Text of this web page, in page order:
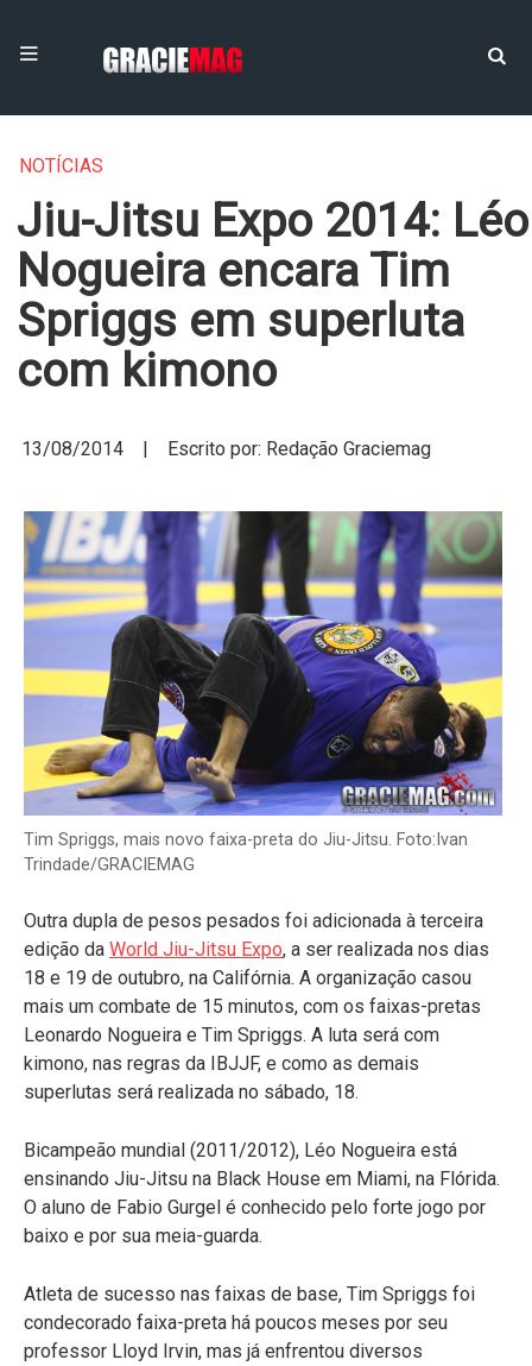
NOTÍCIAS
Jiu-Jitsu Expo 2014: Léo
Nogueira encara Tim
Spriggs em superluta
com kimono
13/08/2014 | Escrito por: Redação Graciemag
Tim Spriggs, mais novo faixa-preta do Jiu-Jitsu. Foto:Ivan
Trindade/GRACIEMAG
Outra dupla de pesos pesados foi adicionada à terceira
edição da World Jiu-Jitsu Expo, a ser realizada nos dias
18 e 19 de outubro, na Califórnia. A organização casou
mais um combate de 15 minutos, com os faixas-pretas
Leonardo Nogueira e Tim Spriggs. A luta será com
kimono, nas regras da IBJJF, e como as demais
superlutas será realizada no sábado, 18.
Bicampeão mundial (2011/2012), Léo Nogueira está
ensinando Jiu-Jitsu na Black House em Miami, na Flórida.
O aluno de Fabio Gurgel é conhecido pelo forte jogo por
baixo e por sua meia-guarda.
Atleta de sucesso nas faixas de base, Tim Spriggs foi
condecorado faixa-preta há poucos meses por seu
professor Lloyd Irvin, mas já enfrentou diversos